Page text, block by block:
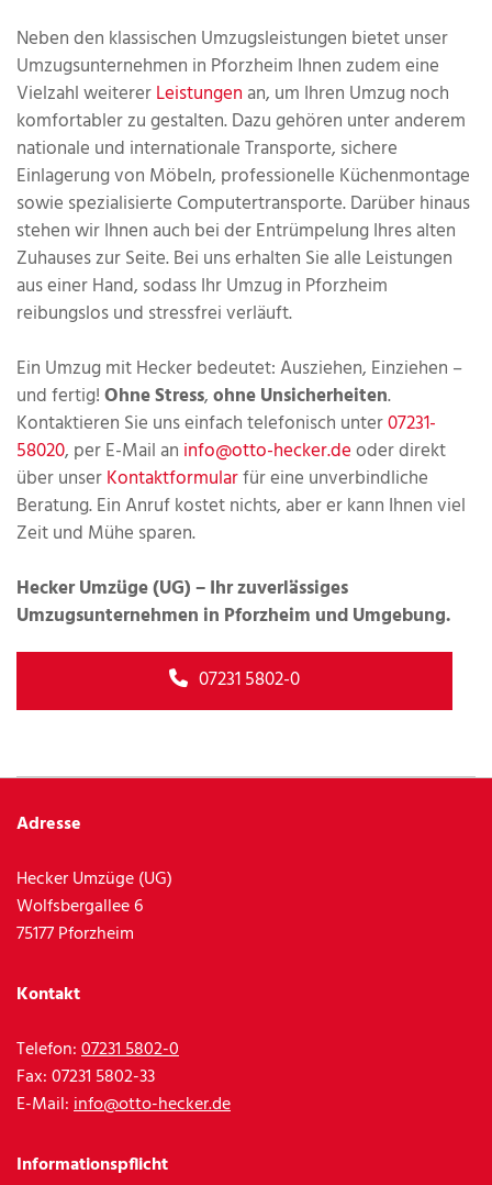
Neben den klassischen Umzugsleistungen bietet unser
Umzugsunternehmen in Pforzheim Ihnen zudem eine
Vielzahl weitererLeistungenan, um Ihren Umzug noch
komfortabler zu gestalten. Dazu gehören unter anderem
nationale und internationale Transporte, sichere
Einlagerung von Möbeln, professionelle Küchenmontage
sowie spezialisierte Computertransporte. Darüber hinaus
stehen wir Ihnen auch bei der Entrümpelung Ihres alten
Zuhauses zur Seite. Bei uns erhalten Sie alle Leistungen
aus einer Hand, sodass Ihr Umzug in Pforzheim
reibungslos und stressfrei verläuft.
Ein Umzug mit Hecker bedeutet: Ausziehen, Einziehen –
und fertig!Ohne Stress,ohne Unsicherheiten.
Kontaktieren Sie uns einfach telefonisch unter07231-
58020, per E-Mail an info@otto-hecker.deoder direkt
über unserKontaktformularfür eine unverbindliche
Beratung. Ein Anruf kostet nichts, aber er kann Ihnen viel
Zeit und Mühe sparen.
Hecker Umzüge (UG) – Ihr zuverlässiges
Umzugsunternehmen in Pforzheim und Umgebung.
07231 5802-0
Adresse
Hecker Umzüge (UG)
Wolfsbergallee 6
75177 Pforzheim
Kontakt
Telefon:07231 5802-0
Fax: 07231 5802-33
E-Mail:info@otto-hecker.de
Informationspflicht